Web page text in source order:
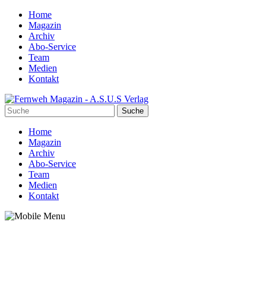
Home
Magazin
Archiv
Abo-Service
Team
Medien
Kontakt
Home
Magazin
Archiv
Abo-Service
Team
Medien
Kontakt